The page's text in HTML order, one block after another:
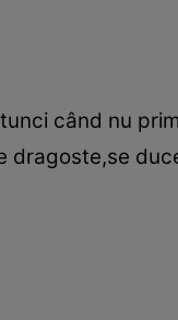
când nu
dragoste,se